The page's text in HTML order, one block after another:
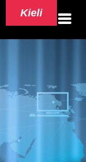
Kieli